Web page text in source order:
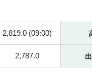
2,819.0 (09:00)
2,787.0